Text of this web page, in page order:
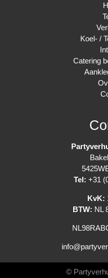
Koel- /
Catering
Tel: +31
KvK:
BTW: NL
©